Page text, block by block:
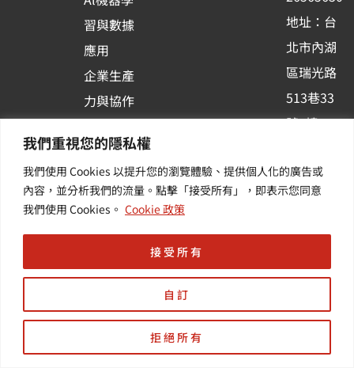
我們重視您的隱私權
我們使用 Cookies 以提升您的瀏覽體驗、提供個人化的廣告或
內容，並分析我們的流量。點擊「接受所有」，即表示您同意
我們使用 Cookies。 Cookie 政策
自訂
拒絕所有
接受所有
習與數據
應用
企業生產
力與協作
台應用
其他／加
值服務
-
s
q
u
a
r
地址：台
北市內湖
區瑞光路
513巷33
號6樓
新訊 | 提
供您最新
Copyright © 羽昇國際股份有限公司